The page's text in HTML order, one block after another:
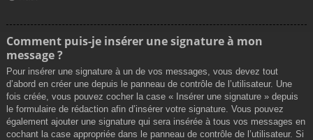
Comment puis-je insérer une signature à mon
message ?
Pour insérer une signature à un de vos messages, vous devez tout
d’abord en créer une depuis le panneau de contrôle de l’utilisateur. Une
fois créée, vous pouvez cocher la case « Insérer une signature » depuis
le formulaire de rédaction afin d’insérer votre signature. Vous pouvez
également ajouter une signature qui sera insérée à tous vos messages en
cochant la case appropriée dans le panneau de contrôle de l’utilisateur. Si